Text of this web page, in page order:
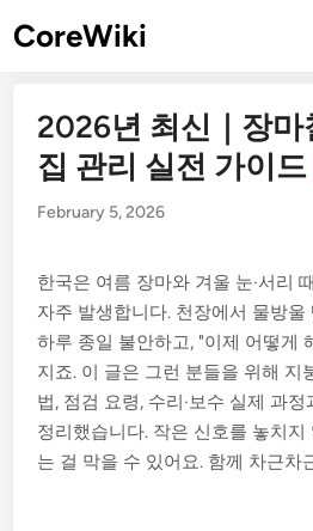
toCoreWiki
2026년 최신｜장마
집 관리 실전 가이드
February 5, 2026
한국은 여름 장마와 겨울 눈·서리
자주 발생합니다. 천장에서 물방울
하루 종일 불안하고, "이제 어떻게
지죠. 이 글은 그런 분들을 위해 지
법, 점검 요령, 수리·보수 실제 과
정리했습니다. 작은 신호를 놓치지
는 걸 막을 수 있어요. 함께 차근차